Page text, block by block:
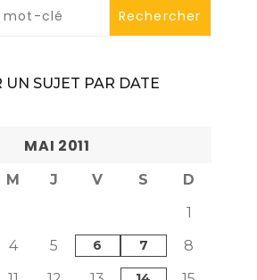
UN SUJET PAR DATE
MAI 2011
M J V S
D
1
4 5 6 7
8